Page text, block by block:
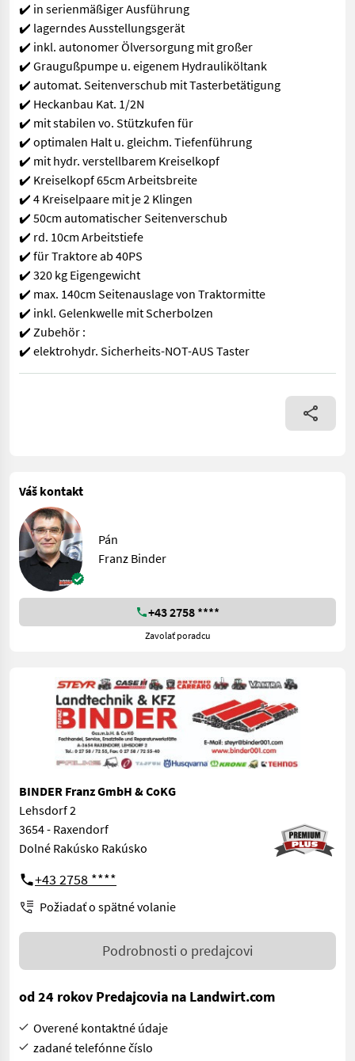
✔️ in serienmäßiger Ausführung
✔️ lagerndes Ausstellungsgerät
✔️ inkl. autonomer Ölversorgung mit großer
✔️ Graugußpumpe u. eigenem Hydrauliköltank
✔️ automat. Seitenverschub mit Tasterbetätigung
✔️ Heckanbau Kat. 1/2N
✔️ mit stabilen vo. Stützkufen für
✔️ optimalen Halt u. gleichm. Tiefenführung
✔️ mit hydr. verstellbarem Kreiselkopf
✔️ Kreiselkopf 65cm Arbeitsbreite
✔️ 4 Kreiselpaare mit je 2 Klingen
✔️ 50cm automatischer Seitenverschub
✔️ rd. 10cm Arbeitstiefe
✔️ für Traktore ab 40PS
✔️ 320 kg Eigengewicht
✔️ max. 140cm Seitenauslage von Traktormitte
✔️ inkl. Gelenkwelle mit Scherbolzen
✔️ Zubehör :
✔️ elektrohydr. Sicherheits-NOT-AUS Taster
✨ RINIERI Zwischenstock-Kreiselegge AKTION ✔️ Modell :
Váš kontakt
Pán
Franz Binder
+43 2758 ****
Zavolať poradcu
BINDER Franz GmbH & CoKG
Lehsdorf 2
3654 - Raxendorf
Dolné Rakúsko Rakúsko
+43 2758 ****
Požiadať o spätné volanie
Podrobnosti o predajcovi
od 24 rokov Predajcovia na Landwirt.com
Overené kontaktné údaje
zadané telefónne číslo